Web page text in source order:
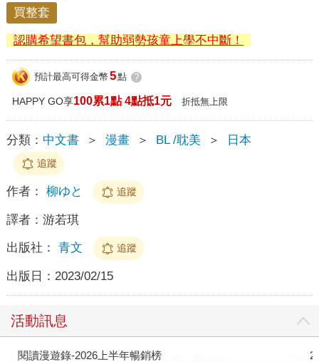
買整套
認購希望書包，幫助弱勢孩童上學不中斷！
預計最高可得金幣 5點 ?
HAPPY GO享100累1點 4點抵1元 折抵無上限
分類： 中文書 ＞ 漫畫 ＞ BL /耽美 ＞ 日本
追蹤
作者： 柳ゆと 追蹤
譯者： 游若琪
出版社： 青文 追蹤
出版日： 2023/02/15
活動訊息
閱讀漫遊錄-2026上半年暢銷榜